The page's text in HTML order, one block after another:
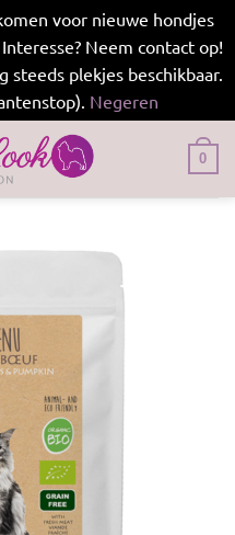
voor nieuwe hondjes
Neem contact op!
steeds plekjes beschikbaar.
Negeren
0